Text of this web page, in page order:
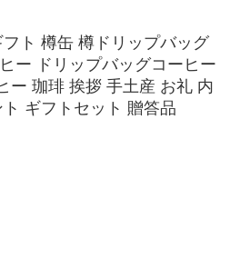
ト 樽缶 樽ドリップバッグ
ー ドリップバッグコーヒー
ー 珈琲 挨拶 手土産 お礼 内
ギフトセット 贈答品